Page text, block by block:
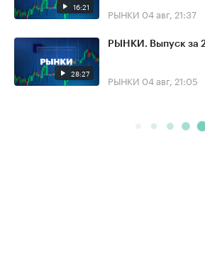
16:21 РЫНКИ 04 авг, 21:37
28:27
РЫНКИ. Выпуск за
РЫНКИ 04 авг, 21:05